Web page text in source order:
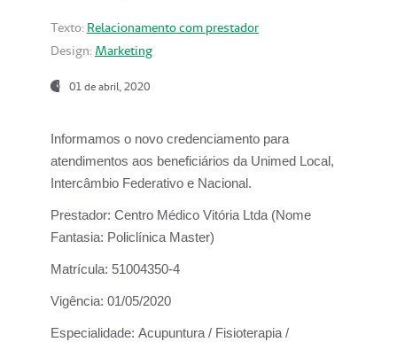
Texto: Relacionamento com prestador
Design: Marketing
01 de abril, 2020
Informamos o novo credenciamento para
atendimentos aos beneficiários da Unimed Local,
Intercâmbio Federativo e Nacional.
Prestador: Centro Médico Vitória Ltda (Nome
Fantasia: Policlínica Master)
Matrícula: 51004350-4
Vigência: 01/05/2020
Especialidade: Acupuntura / Fisioterapia /